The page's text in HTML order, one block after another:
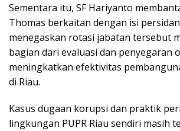
Sementara itu, SF Hariyanto
Thomas berkaitan dengan isi
menegaskan rotasi jabatan tersebut
bagian dari evaluasi dan penyegaran
meningkatkan efektivitas
di Riau.
Kasus dugaan korupsi dan praktik
lingkungan PUPR Riau sendiri masih